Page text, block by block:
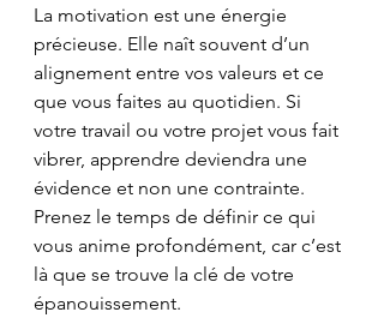
La motivation est une énergie
précieuse. Elle naît souvent d’un
alignement entre vos valeurs et ce
que vous faites au quotidien. Si
votre travail ou votre projet vous fait
vibrer, apprendre deviendra une
évidence et non une contrainte.
Prenez le temps de définir ce qui
vous anime profondément, car c’est
là que se trouve la clé de votre
épanouissement.